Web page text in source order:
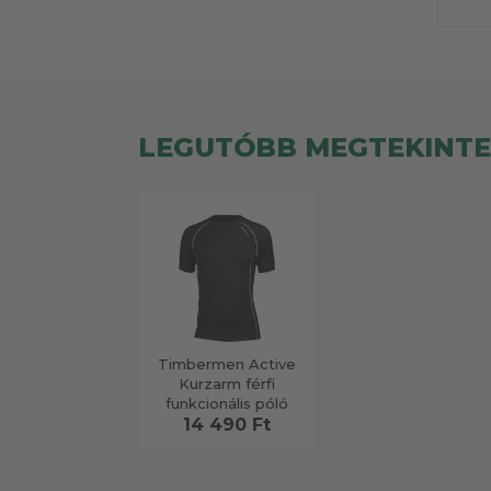
LEGUTÓBB
Timbermen Active
Kurzarm férfi
funkcionális póló
14 490 Ft